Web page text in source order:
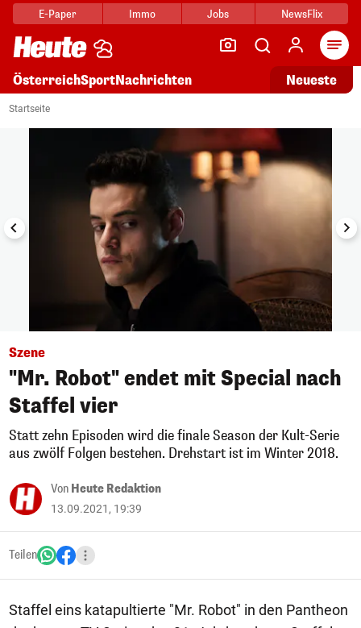
E-Paper Immo Jobs NewsFlix
ÖsterreichSportNachrichten Neueste
Startseite
1/10
Szene
"Mr. Robot" endet mit Special nach
Staffel vier
Statt zehn Episoden wird die finale Season der Kult-Serie
aus zwölf Folgen bestehen. Drehstart ist im Winter 2018.
Von Heute Redaktion
13.09.2021, 19:39
Teilen
Staffel eins katapultierte "Mr. Robot" in den Pantheon